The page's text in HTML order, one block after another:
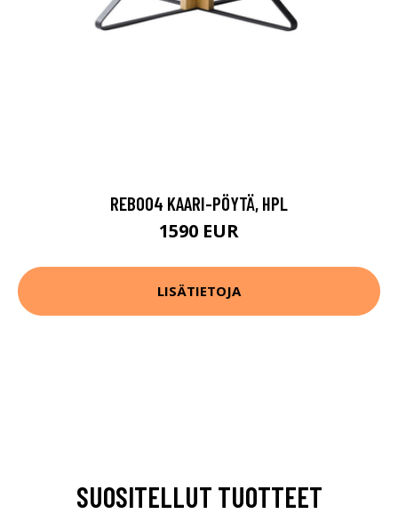
REB004 KAARI-PÖYTÄ, HPL
1590 EUR
LISÄTIETOJA
SUOSITELLUT TUOTTEET